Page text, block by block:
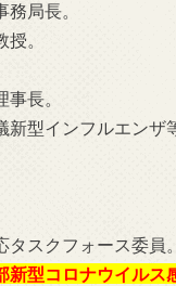
局長。
。
長。
型インフルエンザ
スクフォース委員。
型コロナウイルス